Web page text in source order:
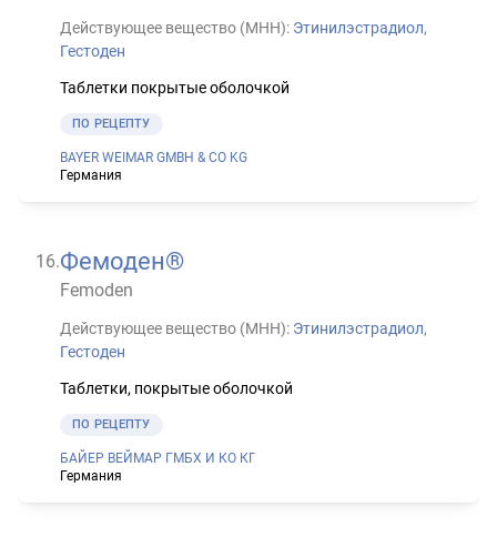
Действующее вещество (МНН): Этинилэстрадиол,
Гестоден
Таблетки покрытые оболочкой
ПО РЕЦЕПТУ
BAYER WEIMAR GMBH & CO KG
Германия
16.Фемоден®
Femoden
Действующее вещество (МНН): Этинилэстрадиол,
Гестоден
Таблетки, покрытые оболочкой
ПО РЕЦЕПТУ
БАЙЕР ВЕЙМАР ГМБХ И КО КГ
Германия